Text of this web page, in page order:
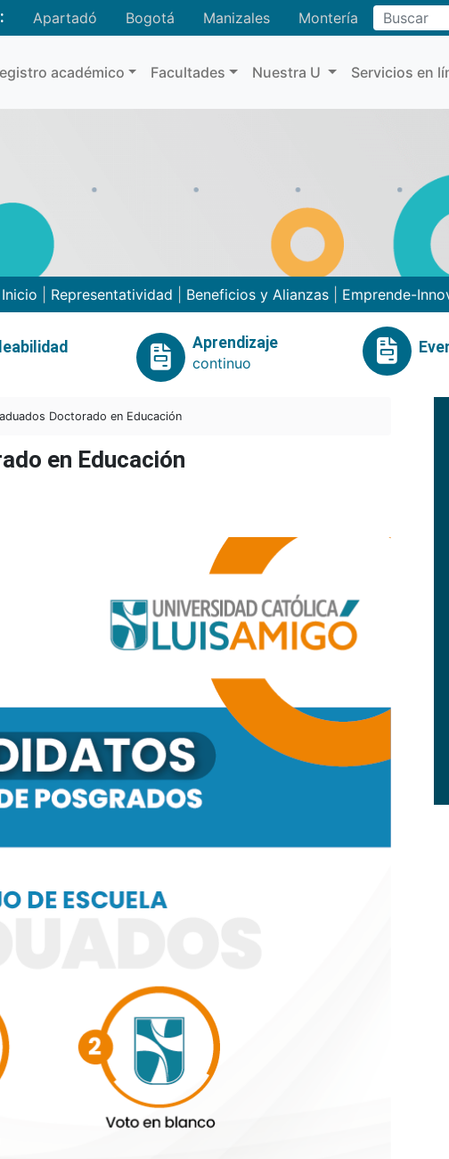
Apartadó Bogotá Manizales MonteríaBuscar
académico Facultades Nuestra U Servicios en
Inicio Representatividad Beneficios y Alianzas Emprende-
Aprendizaje
continuo
Doctorado en Educación
en Educación